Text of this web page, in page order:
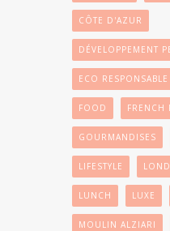
CÔTE D'AZUR
DÉVELOPPEMENT
ECO RESPONSABLE
FOOD FRENCH
GOURMANDISES
LIFESTYLE
LUNCH LUXE
MOULIN ALZIARI